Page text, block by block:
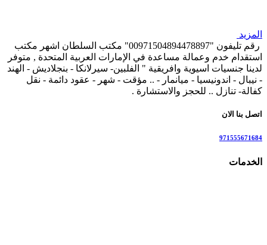
المزيد
رقم تليفون "00971504894478897" مكتب السلطان اشهر مكتب
استقدام خدم وعمالة مساعدة في الإمارات العربية المتحدة , متوفر
لدينا جنسيات اسيوية وافريقية " الفلبين- سيرلانكا - بنجلاديش - الهند
- نيبال - اندونيسيا - ميانمار - .. مؤقت - شهر - عقود دائمة - نقل
كفالة- تنازل .. للحجز والاستشارة .
اتصل بنا الان
971555671684
الخدمات